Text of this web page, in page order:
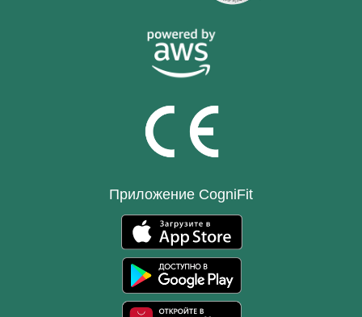
Приложение CogniFit